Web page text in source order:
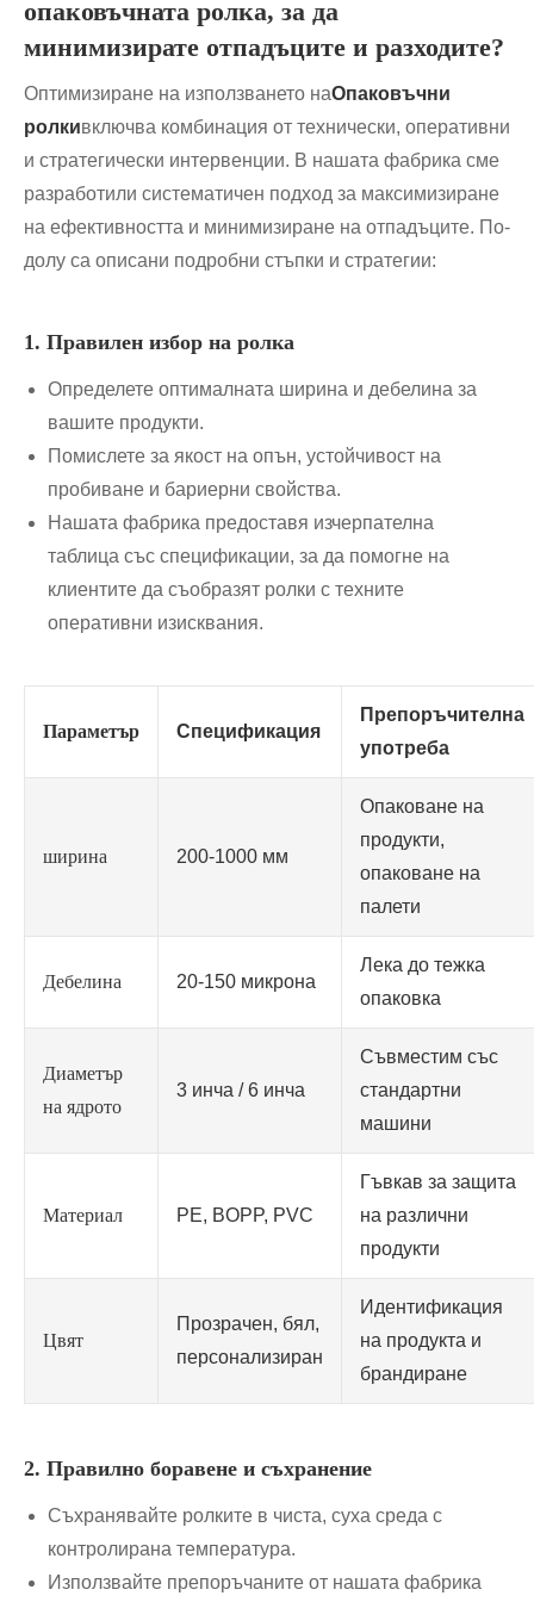
опаковъчната ролка, за да
минимизирате отпадъците и разходите?
Оптимизиране на използването наОпаковъчни
ролкивключва комбинация от технически, оперативни
и стратегически интервенции. В нашата фабрика сме
разработили систематичен подход за максимизиране
на ефективността и минимизиране на отпадъците. По-
долу са описани подробни стъпки и стратегии:
1. Правилен избор на ролка
Определете оптималната ширина и дебелина за
вашите продукти.
Помислете за якост на опън, устойчивост на
пробиване и бариерни свойства.
Нашата фабрика предоставя изчерпателна
таблица със спецификации, за да помогне на
клиентите да съобразят ролки с техните
оперативни изисквания.
Параметър Спецификация
Препоръчителна
употреба
ширина 200-1000 мм
Опаковане на
продукти,
опаковане на
палети
Дебелина 20-150 микрона
Лека до тежка
опаковка
Диаметър
на ядрото
3 инча / 6 инча
Съвместим със
стандартни
машини
Материал PE, BOPP, PVC
Гъвкав за защита
на различни
продукти
Цвят
Прозрачен, бял,
персонализиран
Идентификация
на продукта и
брандиране
2. Правилно боравене и съхранение
Съхранявайте ролките в чиста, суха среда с
контролирана температура.
Използвайте препоръчаните от нашата фабрика